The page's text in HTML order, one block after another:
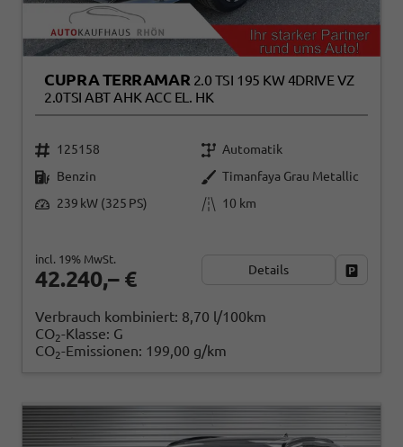
CUPRA TERRAMAR 2.0 TSI 195 KW 4DRIVE VZ
2.0TSI ABT AHK ACC EL. HK
125158
Automatik
Benzin
Timanfaya Grau Metallic
239 kW (325 PS)
10 km
42.240,– €
incl. 19% MwSt.
Details
Verbrauch kombiniert: 8,70 l/100km
CO2-Klasse: G
CO2-Emissionen: 199,00 g/km